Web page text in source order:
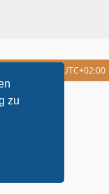
zu
UTC+02:00
by
Limited